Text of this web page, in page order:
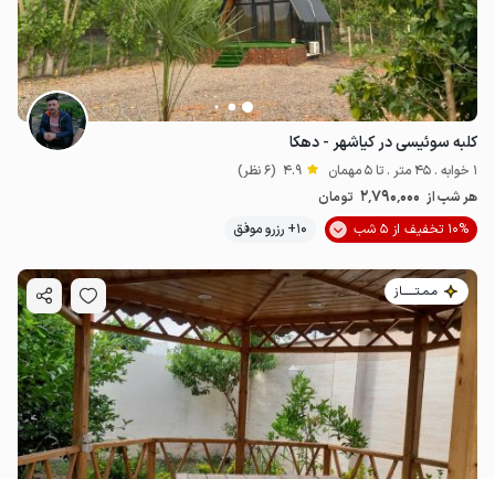
کلبه سوئیسی در کیاشهر - دهکا
1 خوابه . 45 متر . تا 5 مهمان 4.9 (6 نظر)
هر شب از 2٬790٬000 تومان
10% تخفیف از 5 شب
10+ رزرو موفق
مـمـتــــــاز